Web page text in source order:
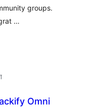
groups.
…
Omni